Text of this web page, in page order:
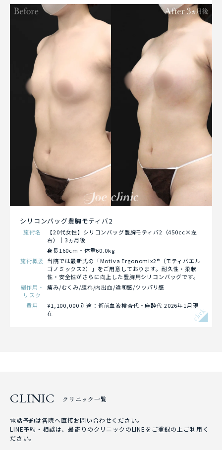
シリコンバッグ豊胸モティバ2
施術名
【20代女性】シリコンバッグ豊胸モティバ2（450cc×左
右）｜3ヵ月後
身長160cm・体重60.0kg
施術概要 当院では最新式の「Motiva Ergonomix2®（モティバエル
ゴノミックス2）」をご用意しております。耐久性・柔軟
性・安全性がさらに向上した豊胸用シリコンバッグです。
副作用・
リスク
痛み/むくみ/腫れ/内出血/違和感/ツッパリ感
費用
¥1,100,000 別途：術前血液検査代・麻酔代 2026年1月現
在
click
CLINIC クリニック一覧
電話予約は各院へ直接お問い合わせください。
LINE予約・相談は、最寄りのクリニックのLINEをご登録の上ご利用く
ださい。